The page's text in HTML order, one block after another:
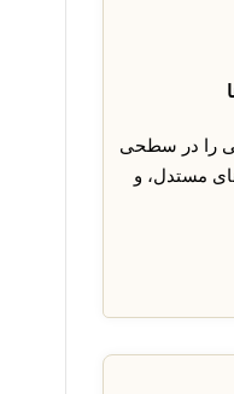
را در سطحی
مستدل، و